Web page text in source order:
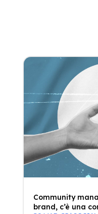
Community
brand, c’è una